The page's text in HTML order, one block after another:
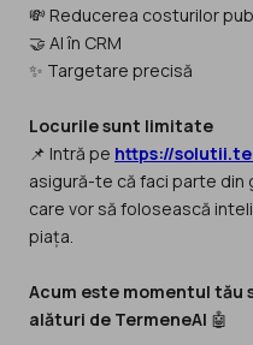
💸 Reducerea costurilor
🤝 Al în CRM
✨ Targetare precisă
Locurile sunt limitate
📌 Intră pe https://
asigură-te că faci parte
care vor să folosească
piața.
Acum este momentul tău
alături de TermeneAI 🤖